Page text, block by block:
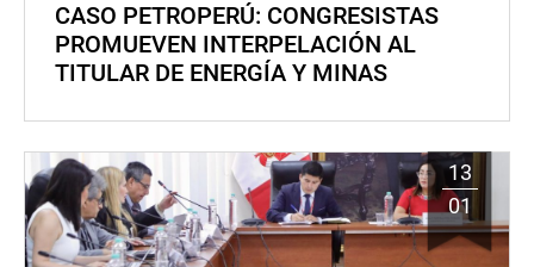
CASO PETROPERÚ: CONGRESISTAS
PROMUEVEN INTERPELACIÓN AL
TITULAR DE ENERGÍA Y MINAS
13
01